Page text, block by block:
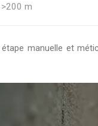
>200 m
manuelle et